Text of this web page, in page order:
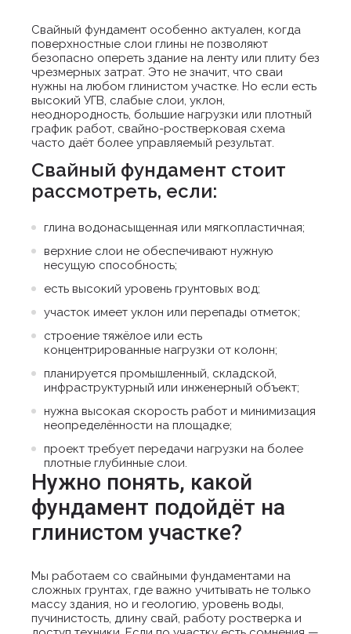
Свайный фундамент особенно актуален, когда
поверхностные слои глины не позволяют
безопасно опереть здание на ленту или плиту без
чрезмерных затрат. Это не значит, что сваи
нужны на любом глинистом участке. Но если есть
высокий УГВ, слабые слои, уклон,
неоднородность, большие нагрузки или плотный
график работ, свайно-ростверковая схема
часто даёт более управляемый результат.
Свайный фундамент стоит
рассмотреть, если:
глина водонасыщенная или мягкопластичная;
верхние слои не обеспечивают нужную
несущую способность;
есть высокий уровень грунтовых вод;
участок имеет уклон или перепады отметок;
строение тяжёлое или есть
концентрированные нагрузки от колонн;
планируется промышленный, складской,
инфраструктурный или инженерный объект;
нужна высокая скорость работ и минимизация
неопределённости на площадке;
проект требует передачи нагрузки на более
плотные глубинные слои.
Нужно понять, какой
фундамент подойдёт на
глинистом участке?
Мы работаем со свайными фундаментами на
сложных грунтах, где важно учитывать не только
массу здания, но и геологию, уровень воды,
пучинистость, длину свай, работу ростверка и